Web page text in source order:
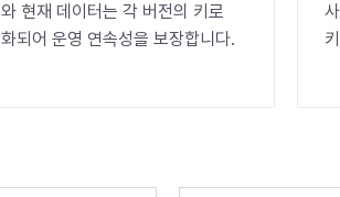
현재 데이터는 각 버전의 키로
되어 운영 연속성을 보장합니다.